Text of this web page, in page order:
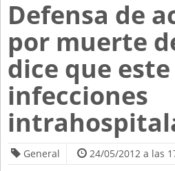
Defensa de
por muerte
dice que
infecciones
General
24/05/2012 a las